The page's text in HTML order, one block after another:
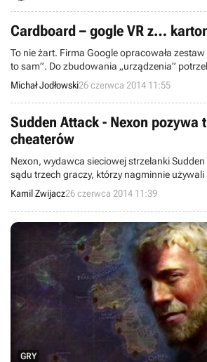
Cardboard – gogle VR z…
To nie żart. Firma Google opracowała
to sam”. Do zbudowania „urządzenia”
smartfon z systemem Android, darmowa
przedmiotów codziennego użytku w rodzaju
pudełka po pizzy w rozmiarze mega.
Michał Jodłowski26 czerwca 2014 11:55
Sudden Attack - Nexon pozywa
cheaterów
Nexon, wydawca sieciowej strzelanki
sądu trzech graczy, którzy nagminnie
ułatwiających zabawę w FPS-ie oraz
Jest to prawdopodobnie pierwszy tego typu
zakończy się pozytywnym dla firmy
innych deweloperów do tego typu praktyk.
Kamil Zwijacz26 czerwca 2014 11:39
GRY